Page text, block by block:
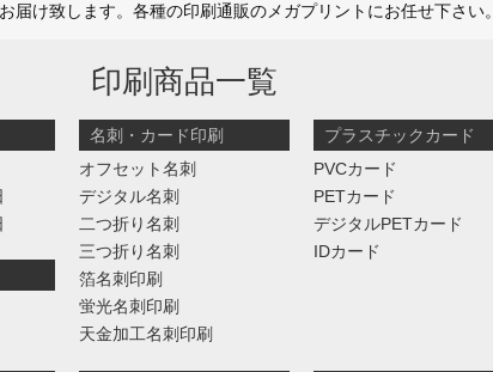
届け致します。各種の印刷通販のメガプリントにお任せ下さい。
印刷商品一覧
名刺・カード印刷
オフセット名刺
デジタル名刺
二つ折り名刺
三つ折り名刺
箔名刺印刷
蛍光名刺印刷
天金加工名刺印刷
プラスチックカード
PVCカード
PETカード
デジタルPETカード
IDカード